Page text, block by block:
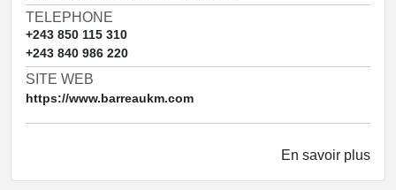
TELEPHONE
+243 850 115 310
+243 840 986 220
SITE WEB
https://www.barreaukm.com
En savoir plus